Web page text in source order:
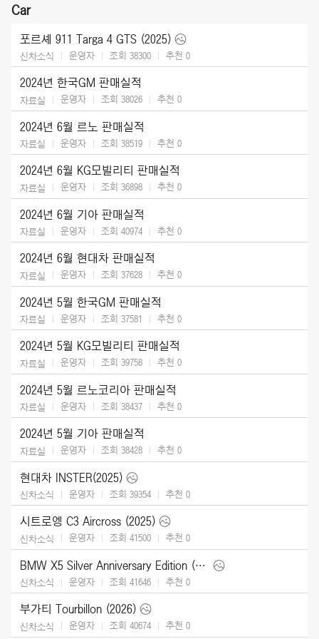
Car
포르셰 911 Targa 4 GTS (2025)
신차소식 운영자 조회 38300 추천 0
2024년 한국GM 판매실적
자료실 운영자 조회 38026 추천 0
2024년 6월 르노 판매실적
자료실 운영자 조회 38519 추천 0
2024년 6월 KG모빌리티 판매실적
자료실 운영자 조회 36898 추천 0
2024년 6월 기아 판매실적
자료실 운영자 조회 40974 추천 0
2024년 6월 현대차 판매실적
자료실 운영자 조회 37628 추천 0
2024년 5월 한국GM 판매실적
자료실 운영자 조회 37581 추천 0
2024년 5월 KG모빌리티 판매실적
자료실 운영자 조회 39758 추천 0
2024년 5월 르노코리아 판매실적
자료실 운영자 조회 38437 추천 0
2024년 5월 기아 판매실적
자료실 운영자 조회 38428 추천 0
현대차 INSTER(2025)
신차소식 운영자 조회 39354 추천 0
시트로엥 C3 Aircross (2025)
신차소식 운영자 조회 41500 추천 0
BMW X5 Silver Anniversary Edition (2024)
신차소식 운영자 조회 41646 추천 0
부가티 Tourbillon (2026)
신차소식 운영자 조회 40674 추천 0